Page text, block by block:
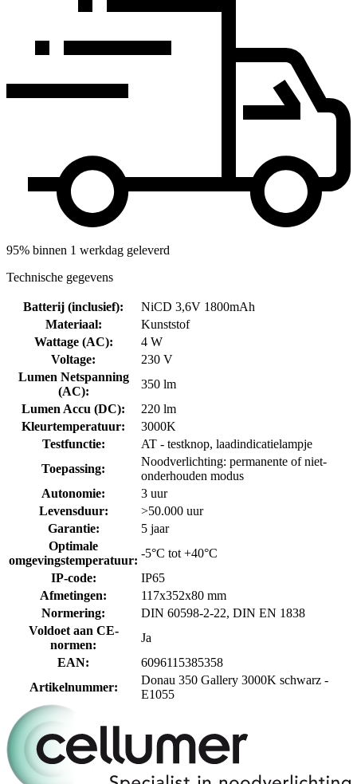
95% binnen 1 werkdag geleverd
Technische gegevens
Batterij (inclusief):
NiCD 3,6V 1800mAh
Materiaal:
Kunststof
Wattage (AC):
4 W
Voltage:
230 V
Lumen Netspanning
(AC):
350 lm
Lumen Accu (DC):
220 lm
Kleurtemperatuur:
3000K
Testfunctie:
AT - testknop, laadindicatielampje
Toepassing:
Noodverlichting: permanente of niet-
onderhouden modus
Autonomie:
3 uur
Levensduur:
>50.000 uur
Garantie:
5 jaar
Optimale
omgevingstemperatuur:
-5°C tot +40°C
IP-code:
IP65
Afmetingen:
117x352x80 mm
Normering:
DIN 60598-2-22, DIN EN 1838
Voldoet aan CE-
normen:
Ja
EAN:
6096115385358
Artikelnummer:
Donau 350 Gallery 3000K schwarz -
E1055